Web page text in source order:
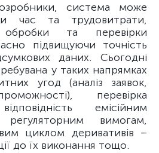
система може
час та трудовитрати,
та перевірки
підвищуючи точність
даних. Сьогодні
у таких напрямках
угод (аналіз заявок,
перевірка
емісійним
вимогам,
циклом деривативів –
до їх виконання тощо.